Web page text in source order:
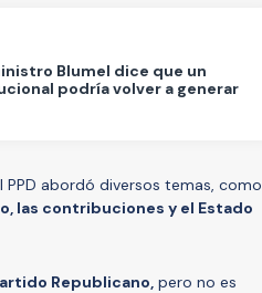
Blumel dice que un
podría volver a generar
PPD abordó diversos temas, como
las contribuciones y el Estado
Republicano, pero no es